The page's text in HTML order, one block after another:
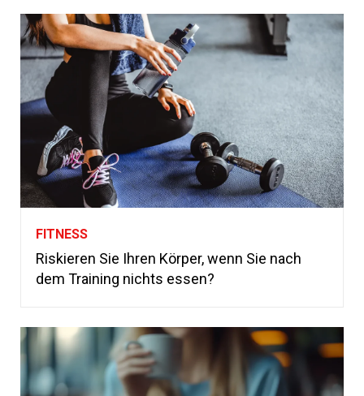
FITNESS
Riskieren Sie Ihren Körper, wenn Sie nach
dem Training nichts essen?